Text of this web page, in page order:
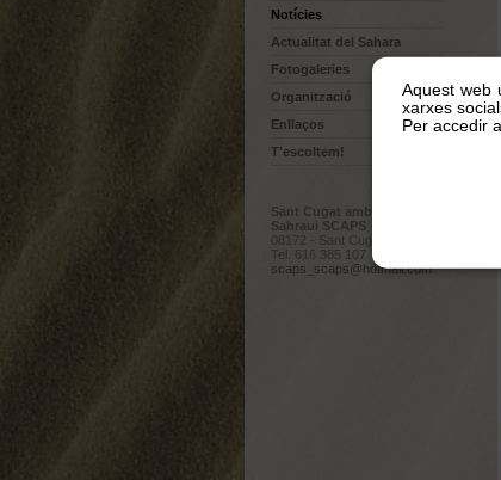
Notícies
Actualitat del Sahara
Fotogaleries
Organització
Enllaços
T'escoltem!
Sant Cugat amb el Poble
Sahraui SCAPS
08172 - Sant Cugat del Vallès
Tel. 616 385 107
scaps_scaps@hotmail.com
Aquest web
xarxes
Per accedir